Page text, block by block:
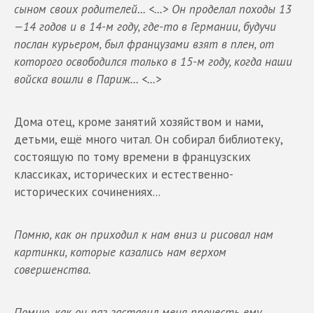
сыном своих родителей... <...> Он проделал походы 13
—14 годов и в 14-м году, где-то в Германии, будучи
послан курьером, был французами взят в плен, от
которого освободился только в 15-м году, когда наши
войска вошли в Париж… <...>
Дома отец, кроме занятий хозяйством и нами,
детьми, ещё много читал. Он собирал библиотеку,
состоящую по тому времени в французских
классиках, исторических и естественно-
исторических сочинениях...
Помню, как он приходил к нам вниз и рисовал нам
картинки, которые казались нам верхом
совершенства.